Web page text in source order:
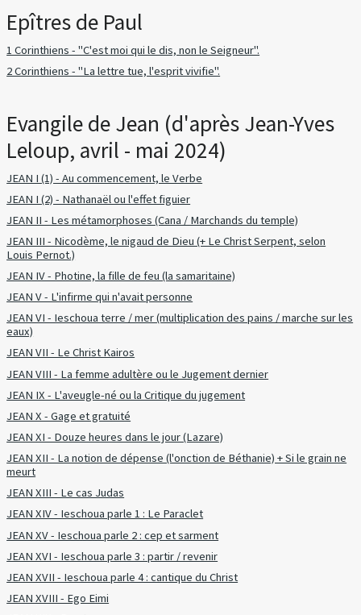
Epîtres de Paul
1 Corinthiens - "C'est moi qui le dis, non le Seigneur".
2 Corinthiens - "La lettre tue, l'esprit vivifie".
Evangile de Jean (d'après Jean-Yves
Leloup, avril - mai 2024)
JEAN I (1) - Au commencement, le Verbe
JEAN I (2) - Nathanaël ou l'effet figuier
JEAN II - Les métamorphoses (Cana / Marchands du temple)
JEAN III - Nicodème, le nigaud de Dieu (+ Le Christ Serpent, selon
Louis Pernot.)
JEAN IV - Photine, la fille de feu (la samaritaine)
JEAN V - L'infirme qui n'avait personne
JEAN VI - Ieschoua terre / mer (multiplication des pains / marche sur les
eaux)
JEAN VII - Le Christ Kairos
JEAN VIII - La femme adultère ou le Jugement dernier
JEAN IX - L'aveugle-né ou la Critique du jugement
JEAN X - Gage et gratuité
JEAN XI - Douze heures dans le jour (Lazare)
JEAN XII - La notion de dépense (l'onction de Béthanie) + Si le grain ne
meurt
JEAN XIII - Le cas Judas
JEAN XIV - Ieschoua parle 1 : Le Paraclet
JEAN XV - Ieschoua parle 2 : cep et sarment
JEAN XVI - Ieschoua parle 3 : partir / revenir
JEAN XVII - Ieschoua parle 4 : cantique du Christ
JEAN XVIII - Ego Eimi